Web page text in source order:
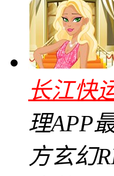
长江快
理APP
方玄幻